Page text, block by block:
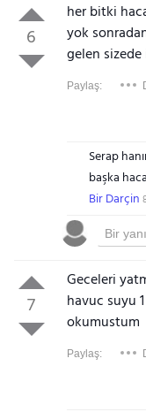
6
her bitki
yok
gelen
Paylaş:
Serap
başka
Bir Darçin
7
Geceleri
havuc suyu
okumustum
Paylaş: